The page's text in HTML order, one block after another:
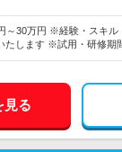
～30万円 ※経験・スキル
たします ※試用・研修期
見る